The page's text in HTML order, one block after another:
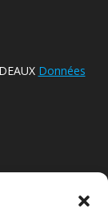
Données